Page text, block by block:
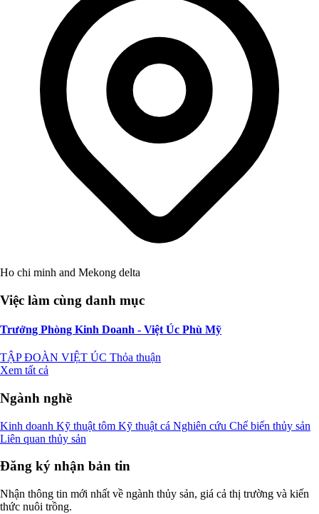
Ho chi minh and Mekong delta
Việc làm cùng danh mục
Trưởng Phòng Kinh Doanh - Việt Úc Phù Mỹ
TẬP ĐOÀN VIỆT ÚC Thỏa thuận
Xem tất cả
Ngành nghề
Kinh doanh Kỹ thuật tôm Kỹ thuật cá Nghiên cứu Chế biến thủy sản
Liên quan thủy sản
Đăng ký nhận bản tin
Nhận thông tin mới nhất về ngành thủy sản, giá cả thị trường và kiến
thức nuôi trồng.